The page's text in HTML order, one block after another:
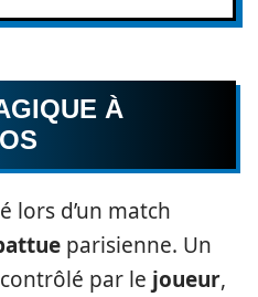
À
lors d’un match
parisienne. Un
par le joueur,